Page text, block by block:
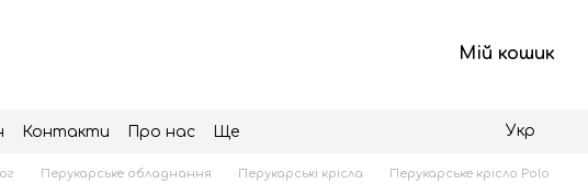
Мій кошик
Контакти Про нас Ще Укр
Перукарське обладнання Перукарські крісла Перукарське крісло Polo